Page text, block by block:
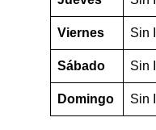
Viernes Sin
Sábado Sin
Domingo Sin